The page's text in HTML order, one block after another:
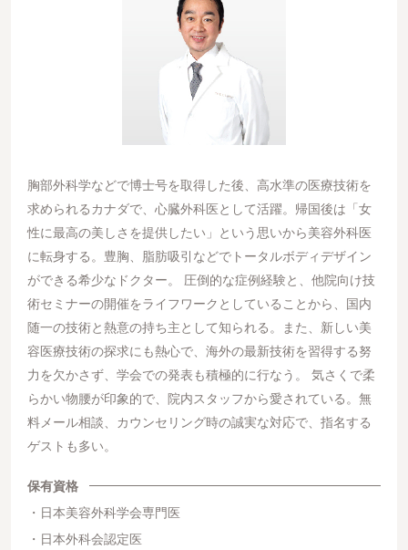
胸部外科学などで博士号を取得した後、高水準の医療技術を
求められるカナダで、心臓外科医として活躍。帰国後は「女
性に最高の美しさを提供したい」という思いから美容外科医
に転身する。豊胸、脂肪吸引などでトータルボディデザイン
ができる希少なドクター。 圧倒的な症例経験と、他院向け技
術セミナーの開催をライフワークとしていることから、国内
随一の技術と熱意の持ち主として知られる。また、新しい美
容医療技術の探求にも熱心で、海外の最新技術を習得する努
力を欠かさず、学会での発表も積極的に行なう。 気さくで柔
らかい物腰が印象的で、院内スタッフから愛されている。無
料メール相談、カウンセリング時の誠実な対応で、指名する
ゲストも多い。
保有資格
日本美容外科学会専門医
日本外科会認定医